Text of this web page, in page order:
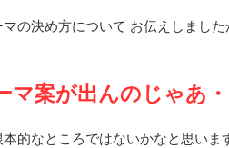
マの決め方について お伝えしまし
マ案が出んのじゃあ・
的なところではないかなと思いま